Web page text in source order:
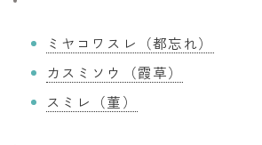
ミヤコワスレ（都忘れ）
カスミソウ（霞草）
スミレ（菫）